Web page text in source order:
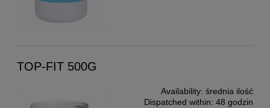
TOP-FIT 500G
Availability: średnia ilość
Dispatched within: 48 godzin